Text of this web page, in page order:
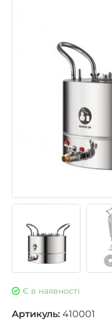
Є в наявності
Артикуль: 410001